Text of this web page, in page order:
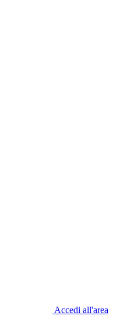
Accedi all'area